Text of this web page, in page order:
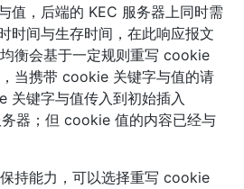
值，后端的 KEC 服务器上同时需
时间与生存时间，在此响应报文
衡会基于一定规则重写 cookie
当携带 cookie 关键字与值的请
关键字与值传入到初始插入
器；但 cookie 值的内容已经与
持能力，可以选择重写 cookie